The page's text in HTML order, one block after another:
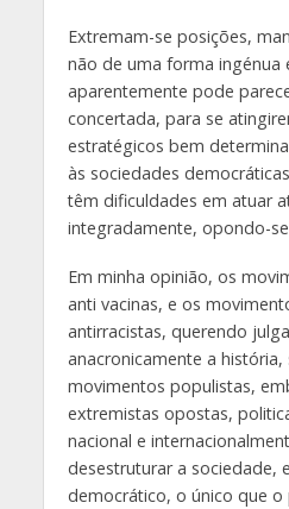
Extremam-se posições,
não de uma forma ingénua
aparentemente pode
concertada, para se
estratégicos bem
às sociedades
têm dificuldades em atuar
integradamente, opondo-
Em minha opinião, os
anti vacinas, e os
antirracistas, querendo
anacronicamente a
movimentos populistas,
extremistas opostas,
nacional e
desestruturar a sociedade,
democrático, o único que